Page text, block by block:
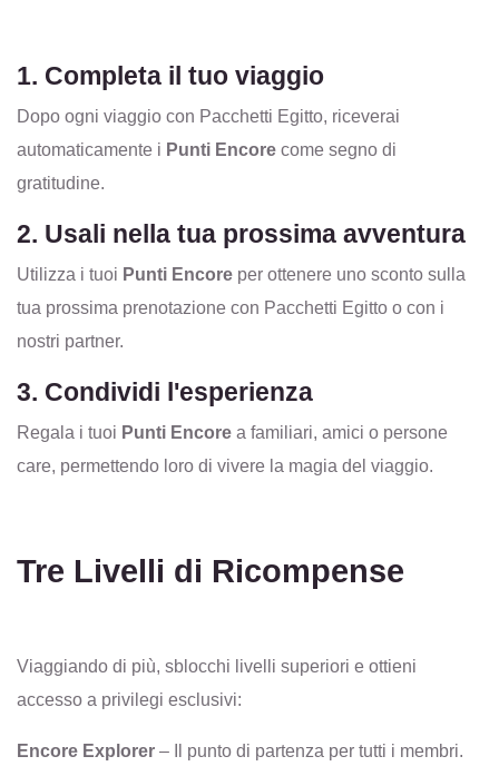
1. Completa il tuo viaggio
Dopo ogni viaggio con Pacchetti Egitto, riceverai
automaticamente i Punti Encore come segno di
gratitudine.
2. Usali nella tua prossima avventura
Utilizza i tuoi Punti Encore per ottenere uno sconto sulla
tua prossima prenotazione con Pacchetti Egitto o con i
nostri partner.
3. Condividi l'esperienza
Regala i tuoi Punti Encore a familiari, amici o persone
care, permettendo loro di vivere la magia del viaggio.
Tre Livelli di Ricompense
Viaggiando di più, sblocchi livelli superiori e ottieni
accesso a privilegi esclusivi:
Encore Explorer – Il punto di partenza per tutti i membri.